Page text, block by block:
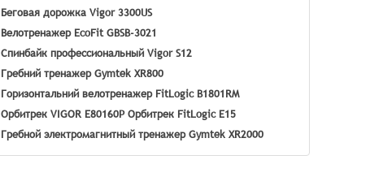
Беговая дорожка Vigor 3300US
Велотренажер EcoFit GBSB-3021
Спинбайк профессиональный Vigor S12
Гребний тренажер Gymtek XR800
Горизонтальний велотренажер FitLogic B1801RM
Орбитрек VIGOR E80160P Орбитрек FitLogic E15
Гребной электромагнитный тренажер Gymtek XR2000